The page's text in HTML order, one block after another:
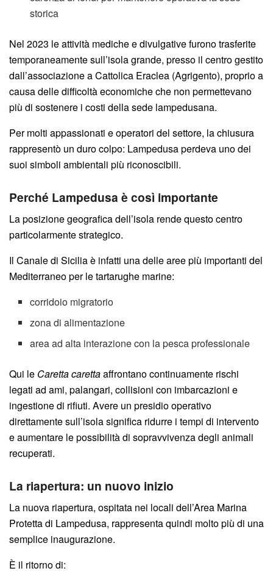
storica
Nel 2023 le attività mediche e divulgative furono trasferite
temporaneamente sull’isola grande, presso il centro gestito
dall’associazione a Cattolica Eraclea (Agrigento), proprio a
causa delle difficoltà economiche che non permettevano
più di sostenere i costi della sede lampedusana.
Per molti appassionati e operatori del settore, la chiusura
rappresentò un duro colpo: Lampedusa perdeva uno dei
suoi simboli ambientali più riconoscibili.
Perché Lampedusa è così importante
La posizione geografica dell’isola rende questo centro
particolarmente strategico.
Il Canale di Sicilia è infatti una delle aree più importanti del
Mediterraneo per le tartarughe marine:
corridoio migratorio
zona di alimentazione
area ad alta interazione con la pesca professionale
Qui le Caretta carettaaffrontano continuamente rischi
legati ad ami, palangari, collisioni con imbarcazioni e
ingestione di rifiuti. Avere un presidio operativo
direttamente sull’isola significa ridurre i tempi di intervento
e aumentare le possibilità di sopravvivenza degli animali
recuperati.
La riapertura: un nuovo inizio
La nuova riapertura, ospitata nei locali dell’Area Marina
Protetta di Lampedusa, rappresenta quindi molto più di una
semplice inaugurazione.
È il ritorno di: